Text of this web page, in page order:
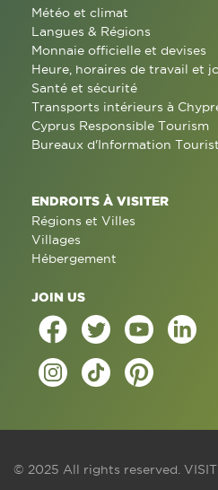
Météo et climat
Langues & Régions
Monnaie officielle et devises
Heure, horaires de travail et
Santé et sécurité
Transports intérieurs à
Cyprus Responsible Tourism
Bureaux d'Information
ENDROITS À VISITER
Régions et Villes
Villages
Hébergement
JOIN US
© 2025 All rights reserved.